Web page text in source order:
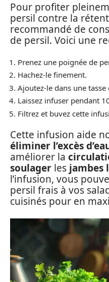
Pour profiter
persil contre la
recommandé de
de persil. Voici une
Prenez une poignée de
Hachez-le finement.
Ajoutez-le dans une tasse
Laissez infuser pendant
Filtrez et buvez cette
Cette infusion aide
éliminer l’excès
améliorer la
soulager les jambes
l’infusion, vous
persil frais à vos
cuisinés pour en